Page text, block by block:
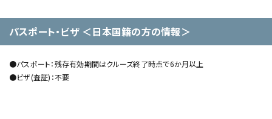
パスポート・ビザ ＜日本国籍の方の情報＞
●パスポート：残存有効期間はクルーズ終了時点で6か月以上
●ビザ(査証)：不要